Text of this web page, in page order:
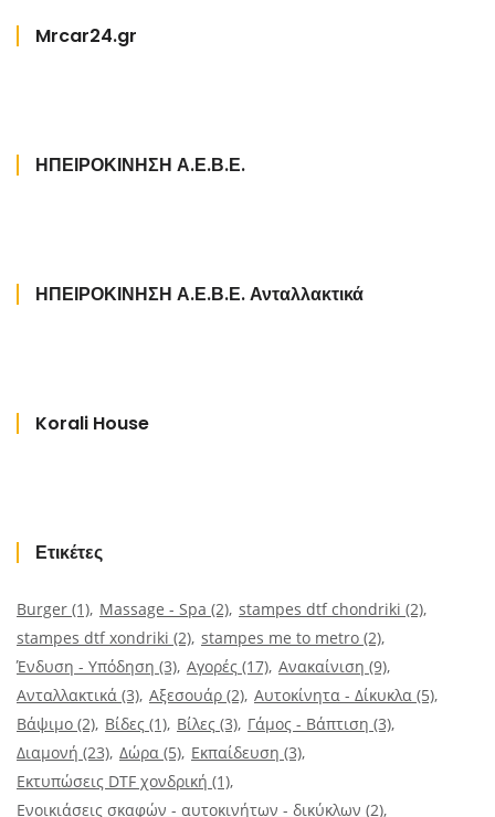
Mrcar24.gr
ΗΠΕΙΡΟΚΙΝΗΣΗ Α.Ε.Β.Ε.
ΗΠΕΙΡΟΚΙΝΗΣΗ Α.Ε.Β.Ε. Ανταλλακτικά
Korali House
Ετικέτες
Burger (1) Massage - Spa (2) stampes dtf chondriki (2)
stampes dtf xondriki (2) stampes me to metro (2)
Ένδυση - Υπόδηση (3) Αγορές (17) Ανακαίνιση (9)
Ανταλλακτικά (3) Αξεσουάρ (2) Αυτοκίνητα - Δίκυκλα (5)
Βάψιμο (2) Βίδες (1) Βίλες (3) Γάμος - Βάπτιση (3)
Διαμονή (23) Δώρα (5) Εκπαίδευση (3)
Εκτυπώσεις DTF χονδρική (1)
Ενοικιάσεις σκαφών - αυτοκινήτων - δικύκλων (2)